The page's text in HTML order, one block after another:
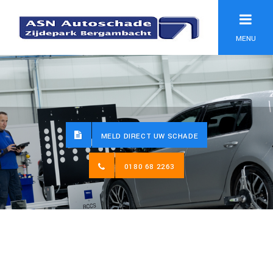
MENU
MELD DIRECT UW SCHADE
0180 68 2263